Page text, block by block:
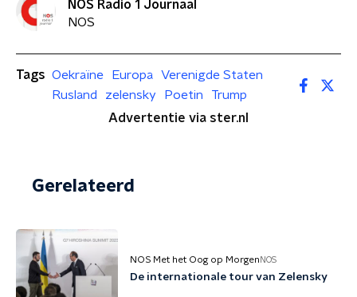
NOS Radio 1 Journaal
NOS
Tags Oekraïne Europa
Verenigde Staten
Rusland
zelensky Poetin
Trump
Advertentie via ster.nl
Gerelateerd
NOS Met het Oog op Morgen NOS
De internationale tour van Zelensky